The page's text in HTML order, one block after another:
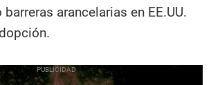
arancelarias en EE.UU.